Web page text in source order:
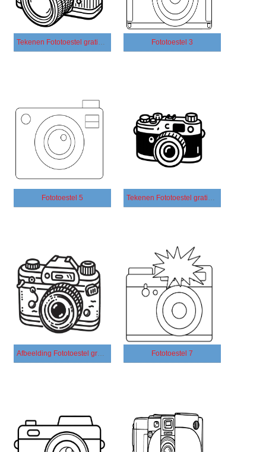
Tekenen Fototoestel gratis simpel Fototoestel 3
Fototoestel 5 Tekenen Fototoestel gratis basis
Afbeelding Fototoestel gratis afdrukbaar Fototoestel 7